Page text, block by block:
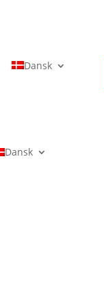
Dansk
Dansk